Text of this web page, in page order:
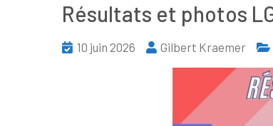
Résultats et photos
10 juin 2026 Gilbert Kraemer